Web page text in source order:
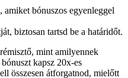
bónuszos egyenleggel
biztosan tartsd be a határidőt.
mint amilyennek
kapsz 20x-es
összesen átforgatnod, mielőtt